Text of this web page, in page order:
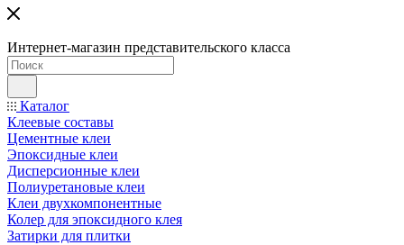
Интернет-магазин представительского класса
Каталог
Клеевые составы
Цементные клеи
Эпоксидные клеи
Дисперсионные клеи
Полиуретановые клеи
Клеи двухкомпонентные
Колер для эпоксидного клея
Затирки для плитки